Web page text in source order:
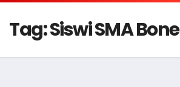
Tag:Siswi SMA Bone